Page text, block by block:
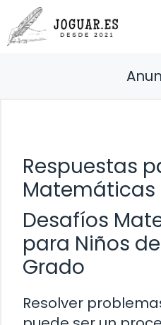
Saltar
al
contenido
Respuestas
Matemáticas
Desafíos
para Niños
Grado
Resolver